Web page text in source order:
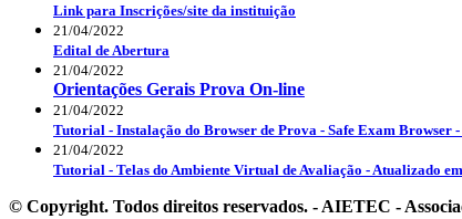
Link para Inscrições/site da instituição
21/04/2022
Edital de Abertura
21/04/2022
Orientações Gerais Prova On-line
21/04/2022
Tutorial - Instalação do Browser de Prova - Safe Exam Browser
21/04/2022
Tutorial - Telas do Ambiente Virtual de Avaliação - Atualizado
© Copyright. Todos direitos reservados. - AIETEC -